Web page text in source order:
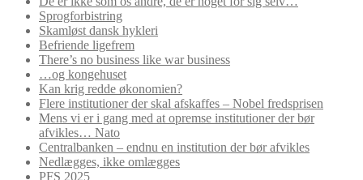
Sprogforbistring
Skamløst dansk hykleri
Befriende ligefrem
There’s no business like war business
…og kongehuset
Kan krig redde økonomien?
Flere institutioner der skal afskaffes – Nobel fredsprisen
Mens vi er i gang med at opremse institutioner der bør
afvikles… Nato
Centralbanken – endnu en institution der bør afvikles
Nedlægges, ikke omlægges
PFS 2025